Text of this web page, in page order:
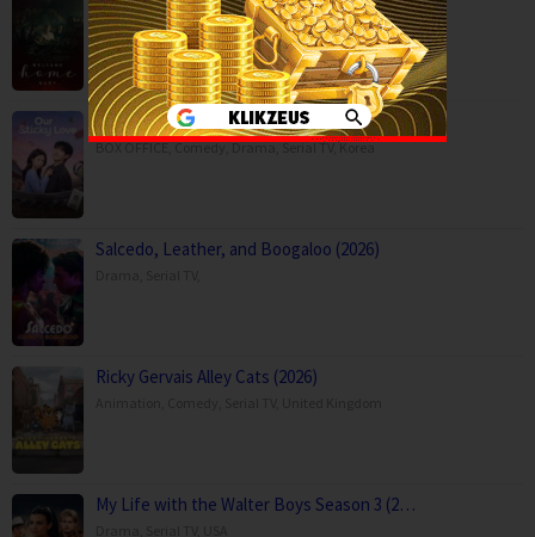
Horror,Movies,Austria,Germany
Our Sticky Love (2026)
BOX OFFICE,Comedy,Drama,Serial TV,Korea
Salcedo, Leather, and Boogaloo (2026)
Ricky Gervais Alley Cats (2026)
My Life with the Walter Boys Season 3 (2…